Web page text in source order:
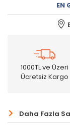
EN
1000TL ve Üzeri
Ücretsiz Kargo
Daha Fazla